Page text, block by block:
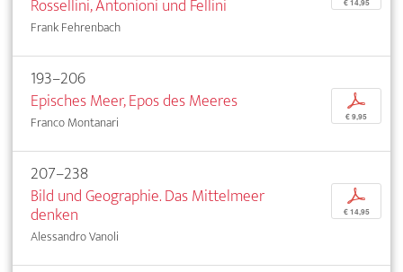
Rossellini, Antonioni und Fellini
Frank Fehrenbach
€ 14,95
193–206
Episches Meer, Epos des Meeres
Franco Montanari
p
€ 9,95
207–238
Bild und Geographie. Das Mittelmeer
denken
Alessandro Vanoli
p
€ 14,95